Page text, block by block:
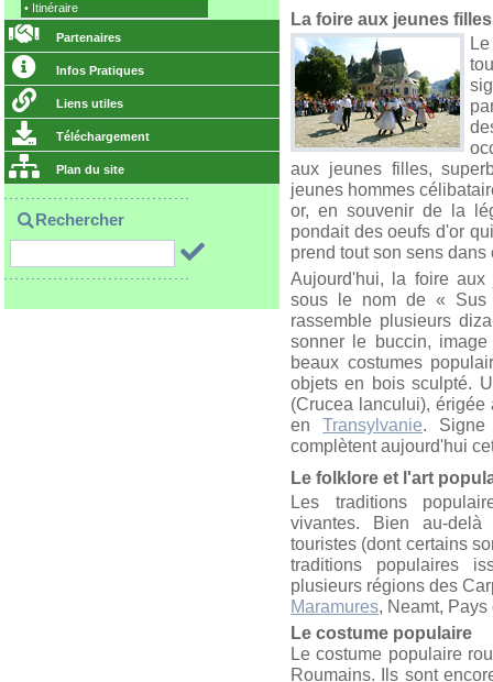
• Itinéraire
Partenaires
Infos Pratiques
Liens utiles
Téléchargement
Plan du site
Rechercher
La foire aux jeunes
aux jeunes filles,
jeunes hommes
or, en souvenir de la
pondait des oeufs d'or
prend tout son sens
Aujourd'hui, la foire
sous le nom de « Sus
rassemble plusieurs
sonner le buccin,
beaux costumes
objets en bois sculpté.
(Crucea lancului),
enTransylvanie. Signe
complètent aujourd'hui
Le folklore et l'art
Les traditions
vivantes. Bien au-delà
touristes (dont certains
traditions populaires
plusieurs régions des
Maramures, Neamt, Pays
Le costume populaire
Le costume populaire
Roumains. Ils sont